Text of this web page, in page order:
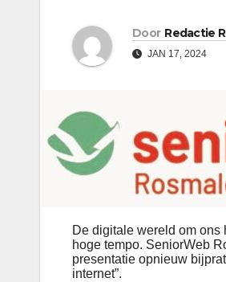
Door Redactie
JAN 17, 2024
De digitale wereld om
hoge tempo. SeniorWeb
presentatie opnieuw
internet”.